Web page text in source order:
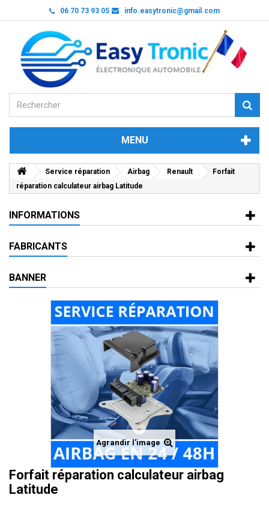
06 70 73 93 05 info.easytronic@gmail.com
MENU
Service réparation Airbag Renault
Forfait
réparation calculateur airbag Latitude
INFORMATIONS
FABRICANTS
BANNER
Agrandir l'image
Forfait réparation calculateur airbag
Latitude